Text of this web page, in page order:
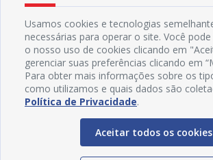
Redes Sociais
Usamos cookies e tecnologias
necessárias para operar o site. Você
o nosso uso de cookies clicando em
gerenciar suas preferências clicando em
Para obter mais informações sobre os
como utilizamos e quais dados são
Política de Privacidade.
Aceitar todos os cookies